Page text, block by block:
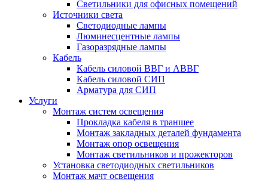
Светильники для офисных помещений
Источники света
Светодиодные лампы
Люминесцентные лампы
Газоразрядные лампы
Кабель
Кабель силовой ВВГ и АВВГ
Кабель силовой СИП
Арматура для СИП
Услуги
Монтаж систем освещения
Прокладка кабеля в траншее
Монтаж закладных деталей фундамента
Монтаж опор освещения
Монтаж светильников и прожекторов
Установка светодиодных светильников
Монтаж мачт освещения